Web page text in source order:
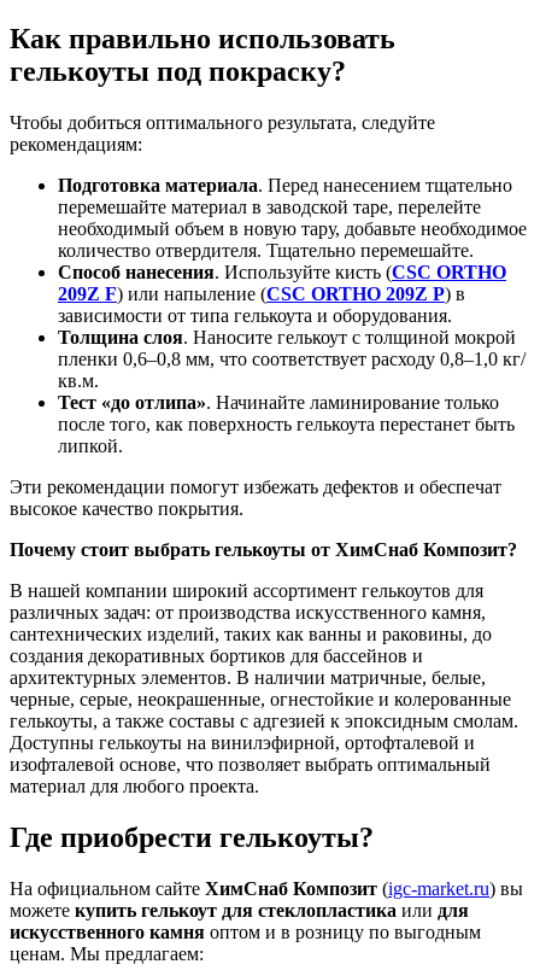
Как правильно использовать
гелькоуты под покраску?
Чтобы добиться оптимального результата, следуйте
рекомендациям:
Подготовка материала. Перед нанесением тщательно
перемешайте материал в заводской таре, перелейте
необходимый объем в новую тару, добавьте необходимое
количество отвердителя. Тщательно перемешайте.
Способ нанесения. Используйте кисть (CSC ORTHO
209Z F) или напыление (CSC ORTHO 209Z P) в
зависимости от типа гелькоута и оборудования.
Толщина слоя. Наносите гелькоут с толщиной мокрой
пленки 0,6–0,8 мм, что соответствует расходу 0,8–1,0 кг/
кв.м.
Тест «до отлипа». Начинайте ламинирование только
после того, как поверхность гелькоута перестанет быть
липкой.
Эти рекомендации помогут избежать дефектов и обеспечат
высокое качество покрытия.
Почему стоит выбрать гелькоуты от ХимСнаб Композит?
В нашей компании широкий ассортимент гелькоутов для
различных задач: от производства искусственного камня,
сантехнических изделий, таких как ванны и раковины, до
создания декоративных бортиков для бассейнов и
архитектурных элементов. В наличии матричные, белые,
черные, серые, неокрашенные, огнестойкие и колерованные
гелькоуты, а также составы с адгезией к эпоксидным смолам.
Доступны гелькоуты на винилэфирной, ортофталевой и
изофталевой основе, что позволяет выбрать оптимальный
материал для любого проекта.
Где приобрести гелькоуты?
На официальном сайте ХимСнаб Композит (igc-market.ru) вы
можете купить гелькоут для стеклопластика или для
искусственного камня оптом и в розницу по выгодным
ценам. Мы предлагаем: